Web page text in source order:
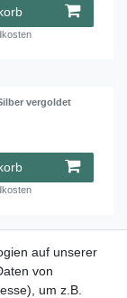
vergoldet
925er Silber
auf unserer
von
um z.B.